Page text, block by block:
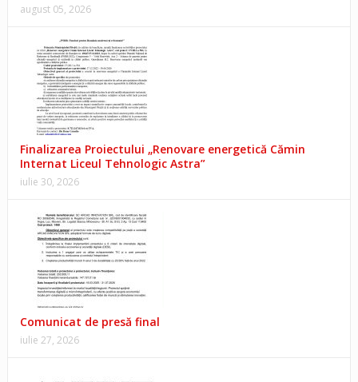
august 05, 2026
Finalizarea Proiectului „Renovare energetică Cămin
Internat Liceul Tehnologic Astra”
iulie 30, 2026
Comunicat de presă final
iulie 27, 2026